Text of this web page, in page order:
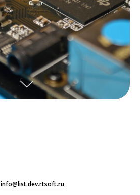
info@list.dev.rtsoft.ru